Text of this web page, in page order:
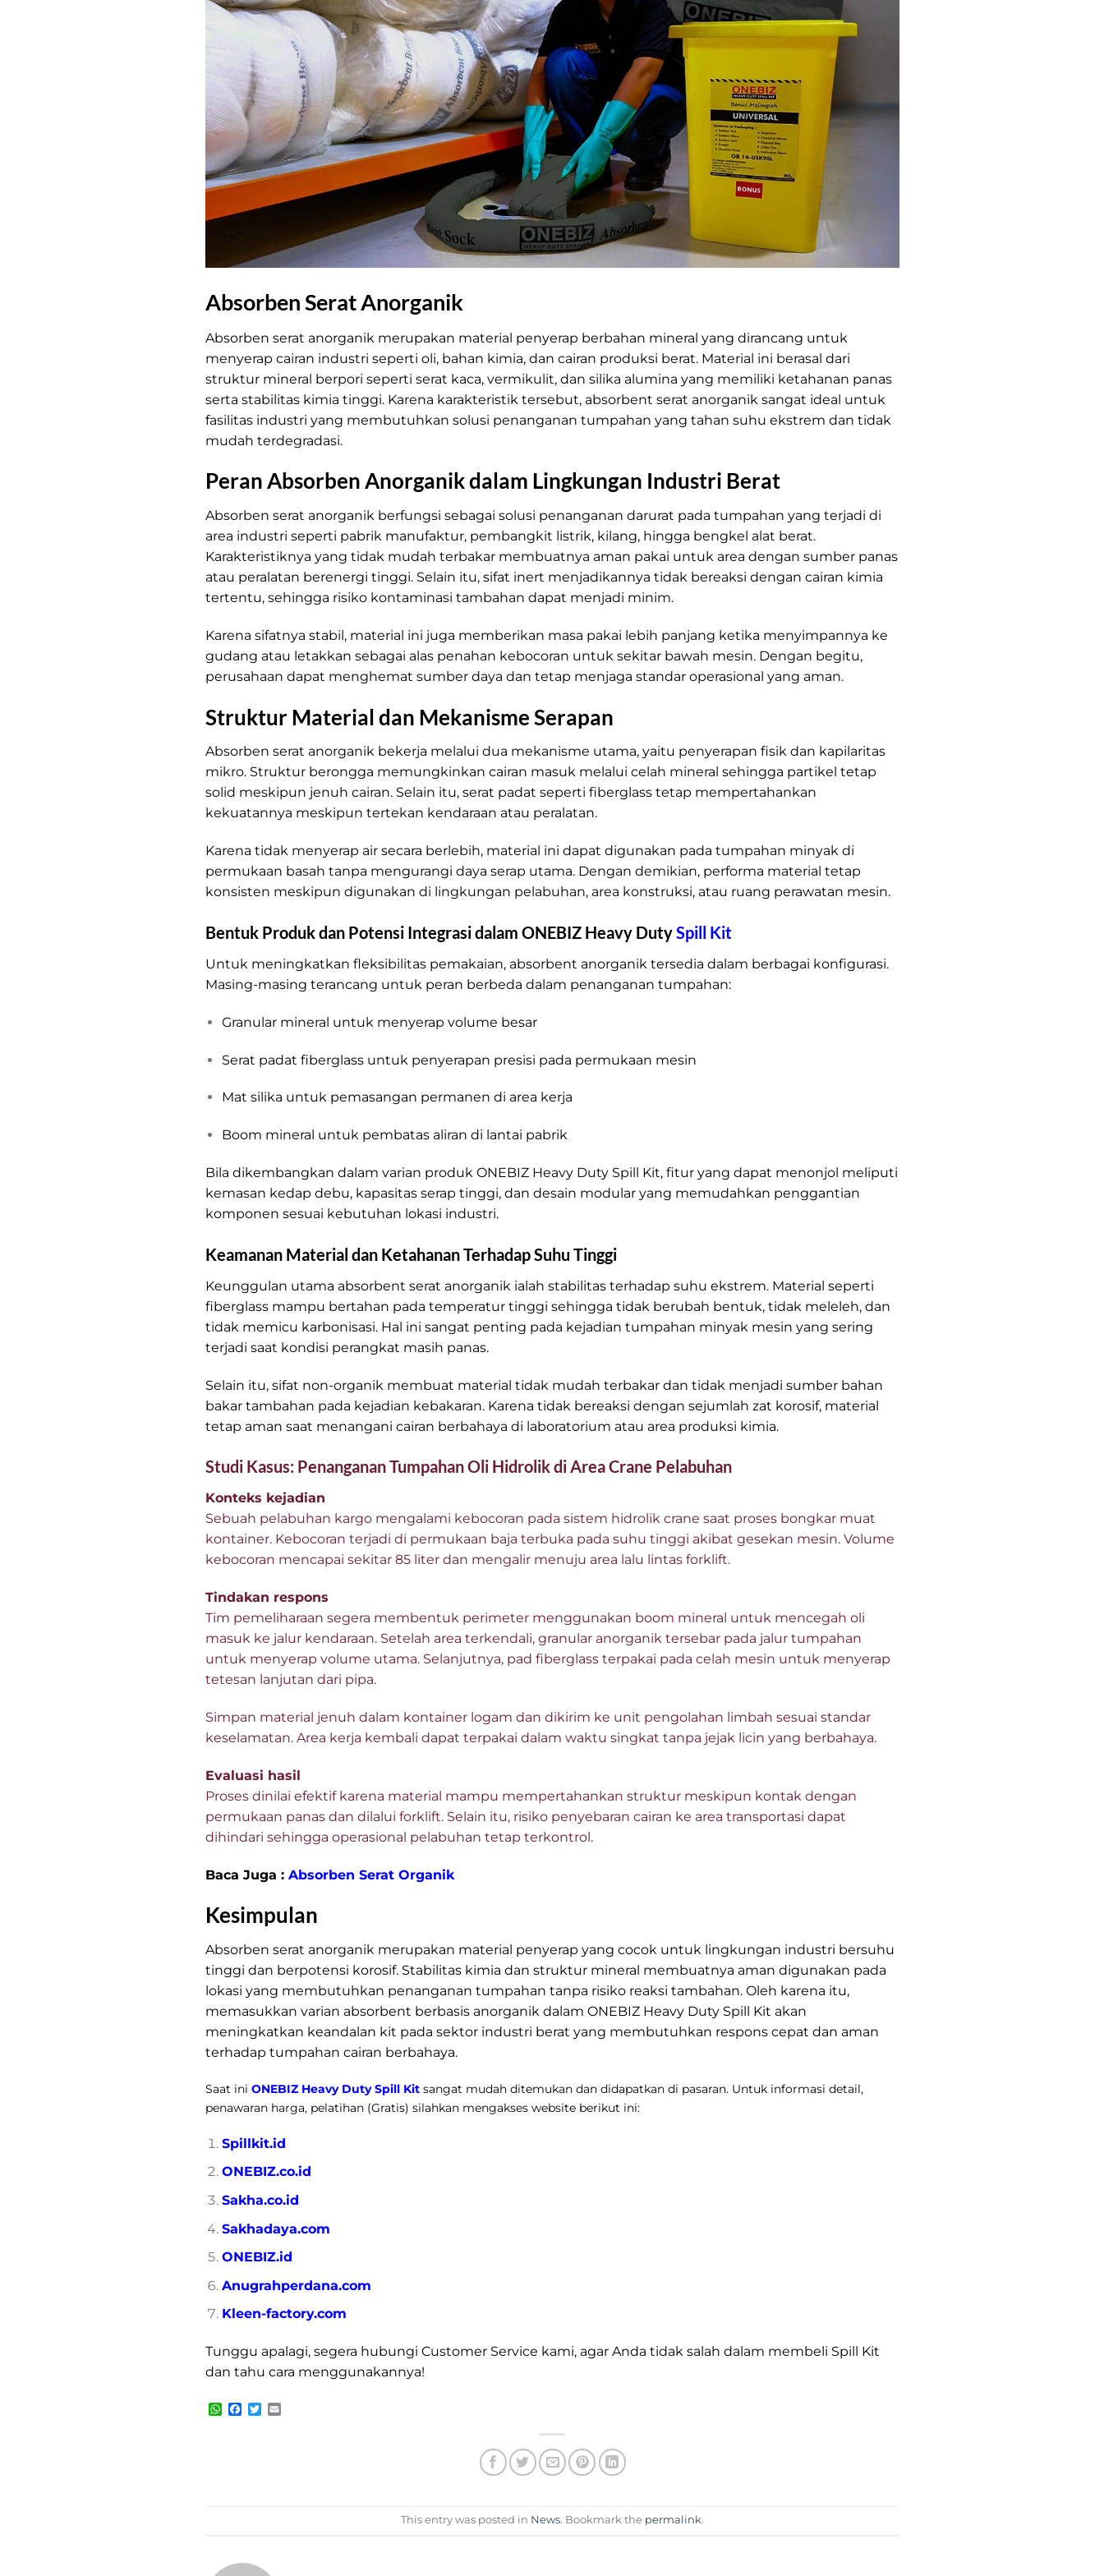
Absorben Serat Anorganik
Absorben serat anorganik merupakan material penyerap berbahan mineral yang dirancang untuk
menyerap cairan industri seperti oli, bahan kimia, dan cairan produksi berat. Material ini berasal dari
struktur mineral berpori seperti serat kaca, vermikulit, dan silika alumina yang memiliki ketahanan panas
serta stabilitas kimia tinggi. Karena karakteristik tersebut, absorbent serat anorganik sangat ideal untuk
fasilitas industri yang membutuhkan solusi penanganan tumpahan yang tahan suhu ekstrem dan tidak
mudah terdegradasi.
Peran Absorben Anorganik dalam Lingkungan Industri Berat
Absorben serat anorganik berfungsi sebagai solusi penanganan darurat pada tumpahan yang terjadi di
area industri seperti pabrik manufaktur, pembangkit listrik, kilang, hingga bengkel alat berat.
Karakteristiknya yang tidak mudah terbakar membuatnya aman pakai untuk area dengan sumber panas
atau peralatan berenergi tinggi. Selain itu, sifat inert menjadikannya tidak bereaksi dengan cairan kimia
tertentu, sehingga risiko kontaminasi tambahan dapat menjadi minim.
Karena sifatnya stabil, material ini juga memberikan masa pakai lebih panjang ketika menyimpannya ke
gudang atau letakkan sebagai alas penahan kebocoran untuk sekitar bawah mesin. Dengan begitu,
perusahaan dapat menghemat sumber daya dan tetap menjaga standar operasional yang aman.
Struktur Material dan Mekanisme Serapan
Absorben serat anorganik bekerja melalui dua mekanisme utama, yaitu penyerapan fisik dan kapilaritas
mikro. Struktur berongga memungkinkan cairan masuk melalui celah mineral sehingga partikel tetap
solid meskipun jenuh cairan. Selain itu, serat padat seperti fiberglass tetap mempertahankan
kekuatannya meskipun tertekan kendaraan atau peralatan.
Karena tidak menyerap air secara berlebih, material ini dapat digunakan pada tumpahan minyak di
permukaan basah tanpa mengurangi daya serap utama. Dengan demikian, performa material tetap
konsisten meskipun digunakan di lingkungan pelabuhan, area konstruksi, atau ruang perawatan mesin.
Bentuk Produk dan Potensi Integrasi dalam ONEBIZ Heavy DutySpill Kit
Untuk meningkatkan fleksibilitas pemakaian, absorbent anorganik tersedia dalam berbagai konfigurasi.
Masing-masing terancang untuk peran berbeda dalam penanganan tumpahan:
Granular mineral untuk menyerap volume besar
Serat padat fiberglass untuk penyerapan presisi pada permukaan mesin
Mat silika untuk pemasangan permanen di area kerja
Boom mineral untuk pembatas aliran di lantai pabrik
Bila dikembangkan dalam varian produk ONEBIZ Heavy Duty Spill Kit, fitur yang dapat menonjol meliputi
kemasan kedap debu, kapasitas serap tinggi, dan desain modular yang memudahkan penggantian
komponen sesuai kebutuhan lokasi industri.
Keamanan Material dan Ketahanan Terhadap Suhu Tinggi
Keunggulan utama absorbent serat anorganik ialah stabilitas terhadap suhu ekstrem. Material seperti
fiberglass mampu bertahan pada temperatur tinggi sehingga tidak berubah bentuk, tidak meleleh, dan
tidak memicu karbonisasi. Hal ini sangat penting pada kejadian tumpahan minyak mesin yang sering
terjadi saat kondisi perangkat masih panas.
Selain itu, sifat non-organik membuat material tidak mudah terbakar dan tidak menjadi sumber bahan
bakar tambahan pada kejadian kebakaran. Karena tidak bereaksi dengan sejumlah zat korosif, material
tetap aman saat menangani cairan berbahaya di laboratorium atau area produksi kimia.
Studi Kasus: Penanganan Tumpahan Oli Hidrolik di Area Crane Pelabuhan
Konteks kejadian
Sebuah pelabuhan kargo mengalami kebocoran pada sistem hidrolik crane saat proses bongkar muat
kontainer. Kebocoran terjadi di permukaan baja terbuka pada suhu tinggi akibat gesekan mesin. Volume
kebocoran mencapai sekitar 85 liter dan mengalir menuju area lalu lintas forklift.
Tindakan respons
Tim pemeliharaan segera membentuk perimeter menggunakan boom mineral untuk mencegah oli
masuk ke jalur kendaraan. Setelah area terkendali, granular anorganik tersebar pada jalur tumpahan
untuk menyerap volume utama. Selanjutnya, pad fiberglass terpakai pada celah mesin untuk menyerap
tetesan lanjutan dari pipa.
Simpan material jenuh dalam kontainer logam dan dikirim ke unit pengolahan limbah sesuai standar
keselamatan. Area kerja kembali dapat terpakai dalam waktu singkat tanpa jejak licin yang berbahaya.
Evaluasi hasil
Proses dinilai efektif karena material mampu mempertahankan struktur meskipun kontak dengan
permukaan panas dan dilalui forklift. Selain itu, risiko penyebaran cairan ke area transportasi dapat
dihindari sehingga operasional pelabuhan tetap terkontrol.
Baca Juga : Absorben Serat Organik
Kesimpulan
Absorben serat anorganik merupakan material penyerap yang cocok untuk lingkungan industri bersuhu
tinggi dan berpotensi korosif. Stabilitas kimia dan struktur mineral membuatnya aman digunakan pada
lokasi yang membutuhkan penanganan tumpahan tanpa risiko reaksi tambahan. Oleh karena itu,
memasukkan varian absorbent berbasis anorganik dalam ONEBIZ Heavy Duty Spill Kit akan
meningkatkan keandalan kit pada sektor industri berat yang membutuhkan respons cepat dan aman
terhadap tumpahan cairan berbahaya.
Saat ini ONEBIZ Heavy Duty Spill Kit sangat mudah ditemukan dan didapatkan di pasaran. Untuk informasi detail,
penawaran harga, pelatihan (Gratis) silahkan mengakses website berikut ini:
Spillkit.id
ONEBIZ.co.id
Sakha.co.id
Sakhadaya.com
ONEBIZ.id
Anugrahperdana.com
Kleen-factory.com
Tunggu apalagi, segera hubungi Customer Service kami, agar Anda tidak salah dalam membeli Spill Kit
dan tahu cara menggunakannya!
WhatsApp
Facebook
Twitter
This entry was posted in News. Bookmark the permalink.